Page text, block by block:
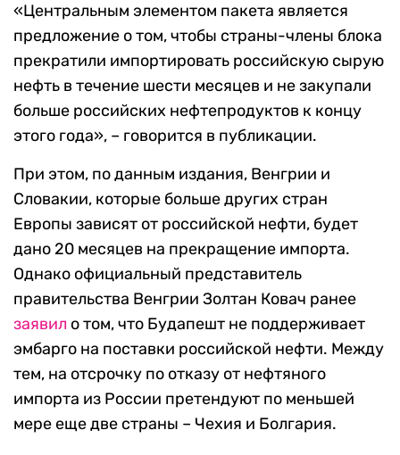
«Центральным элементом пакета является
предложение о том, чтобы страны-члены блока
прекратили импортировать российскую сырую
нефть в течение шести месяцев и не закупали
больше российских нефтепродуктов к концу
этого года», – говорится в публикации.
При этом, по данным издания, Венгрии и
Словакии, которые больше других стран
Европы зависят от российской нефти, будет
дано 20 месяцев на прекращение импорта.
Однако официальный представитель
правительства Венгрии Золтан Ковач ранее
заявил о том, что Будапешт не поддерживает
эмбарго на поставки российской нефти. Между
тем, на отсрочку по отказу от нефтяного
импорта из России претендуют по меньшей
мере еще две страны – Чехия и Болгария.